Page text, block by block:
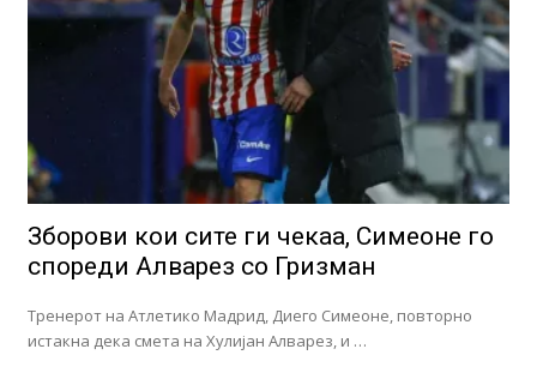
Зборови кои сите ги чекаа, Симеоне го
спореди Алварез со Гризман
Тренерот на Атлетико Мадрид, Диего Симеоне, повторно
истакна дека смета на Хулијан Алварез, и …